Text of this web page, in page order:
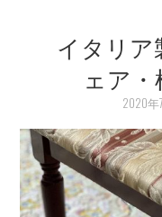
イタリ
ェア
2020年